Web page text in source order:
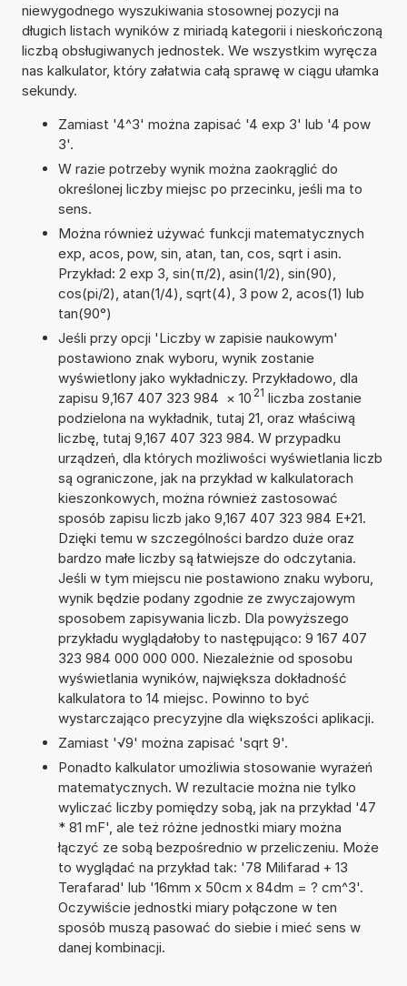
niewygodnego wyszukiwania stosownej pozycji na
długich listach wyników z miriadą kategorii i nieskończoną
liczbą obsługiwanych jednostek. We wszystkim wyręcza
nas kalkulator, który załatwia całą sprawę w ciągu ułamka
sekundy.
Zamiast '4^3' można zapisać '4 exp 3' lub '4 pow
3'.
W razie potrzeby wynik można zaokrąglić do
określonej liczby miejsc po przecinku, jeśli ma to
sens.
Można również używać funkcji matematycznych
exp, acos, pow, sin, atan, tan, cos, sqrt i asin.
Przykład: 2 exp 3, sin(π/2), asin(1/2), sin(90),
cos(pi/2), atan(1/4), sqrt(4), 3 pow 2, acos(1) lub
tan(90°)
Jeśli przy opcji 'Liczby w zapisie naukowym'
postawiono znak wyboru, wynik zostanie
wyświetlony jako wykładniczy. Przykładowo, dla
zapisu 9,167 407 323 984 × 10 21 liczba zostanie
podzielona na wykładnik, tutaj 21, oraz właściwą
liczbę, tutaj 9,167 407 323 984. W przypadku
urządzeń, dla których możliwości wyświetlania liczb
są ograniczone, jak na przykład w kalkulatorach
kieszonkowych, można również zastosować
sposób zapisu liczb jako 9,167 407 323 984 E+21.
Dzięki temu w szczególności bardzo duże oraz
bardzo małe liczby są łatwiejsze do odczytania.
Jeśli w tym miejscu nie postawiono znaku wyboru,
wynik będzie podany zgodnie ze zwyczajowym
sposobem zapisywania liczb. Dla powyższego
przykładu wyglądałoby to następująco: 9 167 407
323 984 000 000 000. Niezależnie od sposobu
wyświetlania wyników, największa dokładność
kalkulatora to 14 miejsc. Powinno to być
wystarczająco precyzyjne dla większości aplikacji.
Zamiast '√9' można zapisać 'sqrt 9'.
Ponadto kalkulator umożliwia stosowanie wyrażeń
matematycznych. W rezultacie można nie tylko
wyliczać liczby pomiędzy sobą, jak na przykład '47
* 81 mF', ale też różne jednostki miary można
łączyć ze sobą bezpośrednio w przeliczeniu. Może
to wyglądać na przykład tak: '78 Milifarad + 13
Terafarad' lub '16mm x 50cm x 84dm = ? cm^3'.
Oczywiście jednostki miary połączone w ten
sposób muszą pasować do siebie i mieć sens w
danej kombinacji.